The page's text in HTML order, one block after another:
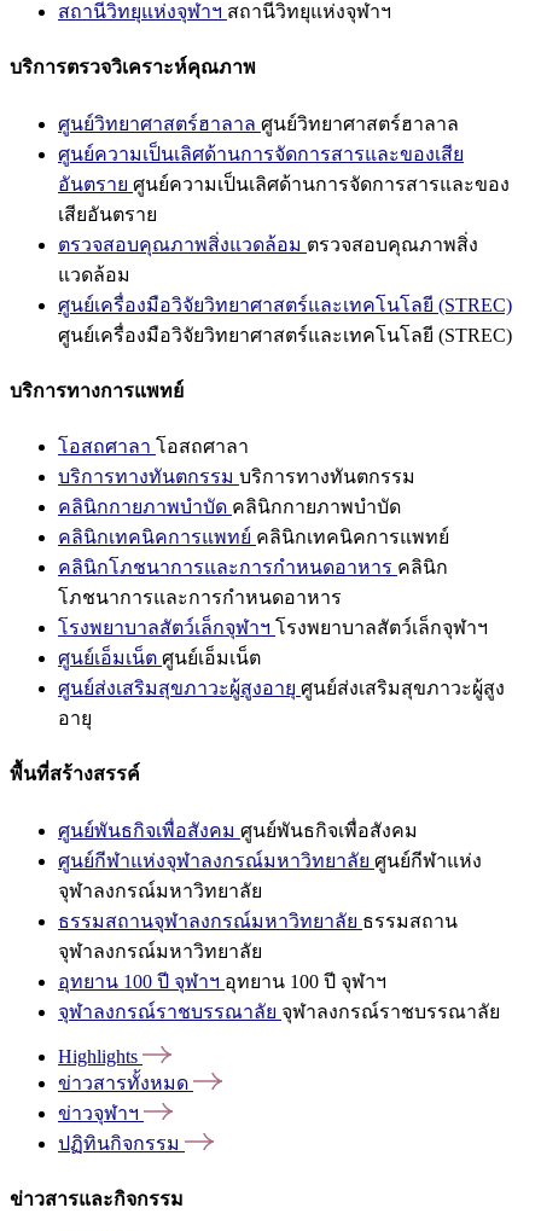
สถานีวิทยุแห่งจุฬาฯ สถานีวิทยุแห่งจุฬาฯ
บริการตรวจวิเคราะห์คุณภาพ
ศูนย์วิทยาศาสตร์ฮาลาล ศูนย์วิทยาศาสตร์ฮาลาล
ศูนย์ความเป็นเลิศด้านการจัดการสารและของเสีย
อันตราย ศูนย์ความเป็นเลิศด้านการจัดการสารและของ
เสียอันตราย
ตรวจสอบคุณภาพสิ่งแวดล้อม ตรวจสอบคุณภาพสิ่ง
แวดล้อม
ศูนย์เครื่องมือวิจัยวิทยาศาสตร์และเทคโนโลยี (STREC)
ศูนย์เครื่องมือวิจัยวิทยาศาสตร์และเทคโนโลยี (STREC)
บริการทางการแพทย์
โอสถศาลา โอสถศาลา
บริการทางทันตกรรม บริการทางทันตกรรม
คลินิกกายภาพบำบัด คลินิกกายภาพบำบัด
คลินิกเทคนิคการแพทย์ คลินิกเทคนิคการแพทย์
คลินิกโภชนาการและการกำหนดอาหาร คลินิก
โภชนาการและการกำหนดอาหาร
โรงพยาบาลสัตว์เล็กจุฬาฯ โรงพยาบาลสัตว์เล็กจุฬาฯ
ศูนย์เอ็มเน็ต ศูนย์เอ็มเน็ต
ศูนย์ส่งเสริมสุขภาวะผู้สูงอายุ ศูนย์ส่งเสริมสุขภาวะผู้สูง
อายุ
พื้นที่สร้างสรรค์
ศูนย์พันธกิจเพื่อสังคม ศูนย์พันธกิจเพื่อสังคม
ศูนย์กีฬาแห่งจุฬาลงกรณ์มหาวิทยาลัย ศูนย์กีฬาแห่ง
จุฬาลงกรณ์มหาวิทยาลัย
ธรรมสถานจุฬาลงกรณ์มหาวิทยาลัย ธรรมสถาน
จุฬาลงกรณ์มหาวิทยาลัย
อุทยาน 100 ปี จุฬาฯ อุทยาน 100 ปี จุฬาฯ
จุฬาลงกรณ์ราชบรรณาลัย จุฬาลงกรณ์ราชบรรณาลัย
Highlights
ข่าวสารทั้งหมด
ข่าวจุฬาฯ
ปฏิทินกิจกรรม
ข่าวสารและกิจกรรม